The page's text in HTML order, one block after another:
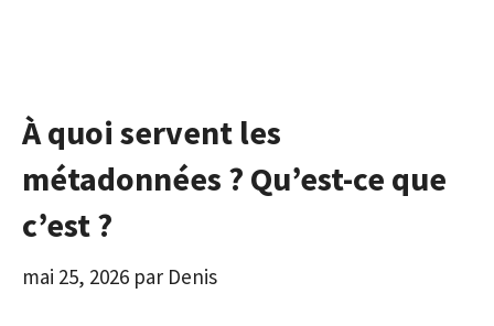
À quoi servent les
métadonnées ? Qu’est-ce que
c’est ?
mai 25, 2026 par Denis